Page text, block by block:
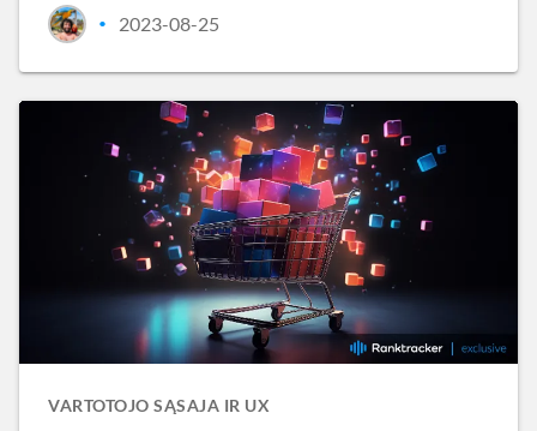
• 2023-08-25
VARTOTOJO SĄSAJA IR UX